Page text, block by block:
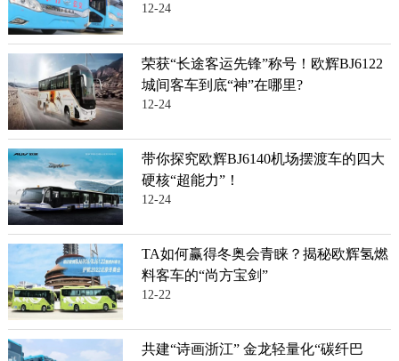
12-24
荣获“长途客运先锋”称号！欧辉BJ6122
城间客车到底“神”在哪里?
12-24
带你探究欧辉BJ6140机场摆渡车的四大
硬核“超能力”！
12-24
TA如何赢得冬奥会青睐？揭秘欧辉氢燃
料客车的“尚方宝剑”
12-22
共建“诗画浙江” 金龙轻量化“碳纤巴